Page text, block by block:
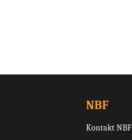
NBF
Kontakt NBF